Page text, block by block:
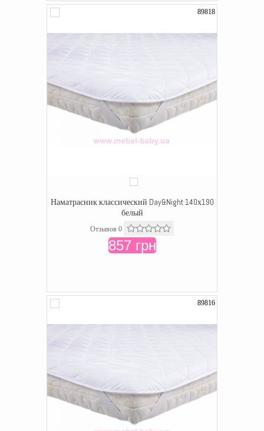
89818
Наматрасник классический Day&Night 140х190
белый
Отзывов 0
857 грн
89816